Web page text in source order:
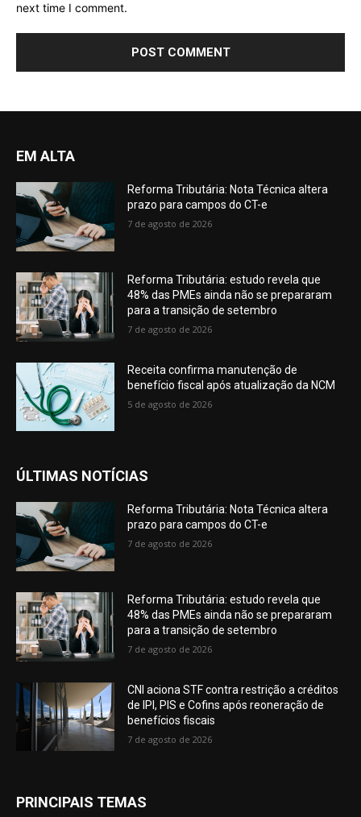
next time I comment.
EM ALTA
Reforma Tributária: Nota Técnica altera
prazo para campos do CT-e
7 de agosto de 2026
Reforma Tributária: estudo revela que
48% das PMEs ainda não se prepararam
para a transição de setembro
7 de agosto de 2026
Receita confirma manutenção de
benefício fiscal após atualização da NCM
5 de agosto de 2026
ÚLTIMAS NOTÍCIAS
Reforma Tributária: Nota Técnica altera
prazo para campos do CT-e
7 de agosto de 2026
Reforma Tributária: estudo revela que
48% das PMEs ainda não se prepararam
para a transição de setembro
7 de agosto de 2026
CNI aciona STF contra restrição a créditos
de IPI, PIS e Cofins após reoneração de
benefícios fiscais
7 de agosto de 2026
PRINCIPAIS TEMAS